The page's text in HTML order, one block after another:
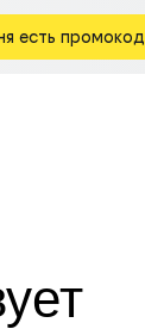
есть промокод